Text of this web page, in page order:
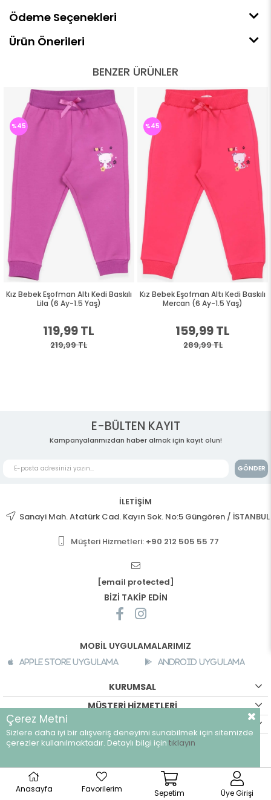
Ödeme Seçenekleri
Ürün Önerileri
BENZER ÜRÜNLER
Kız Bebek Eşofman Altı Kedi Baskılı
Lila (6 Ay-1.5 Yaş)
119,99 TL
219,99 TL
%45
Kız Bebek Eşofman Altı Kedi Baskılı
Mercan (6 Ay-1.5 Yaş)
159,99 TL
289,99 TL
%45
E-BÜLTEN KAYIT
Kampanyalarımızdan haber almak için kayıt olun!
GÖNDER
İLETİŞİM
Sanayi Mah. Atatürk Cad. Kayın Sok. No:5 Güngören / İSTANBUL
Müşteri Hizmetleri: +90 212 505 55 77
[email protected]
BİZİ TAKİP EDİN
MOBİL UYGULAMALARIMIZ
Apple Store Uygulama Android Uygulama
KURUMSAL
MÜŞTERİ HİZMETLERİ
©breeze.com.tr - Tüm hakları saklıdır.
Anasayfa Favorilerim Sepetim Üye Girişi
Çerez Metni
Sizlere daha iyi bir alışveriş deneyimi sunabilmek için sitemizde
çerezler kullanılmaktadır. Detaylı bilgi için tıklayın